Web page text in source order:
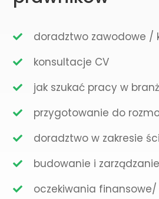
doradztwo zawodowe /
konsultacje CV
jak szukać pracy w
przygotowanie do
doradztwo w zakresie
budowanie i
oczekiwania